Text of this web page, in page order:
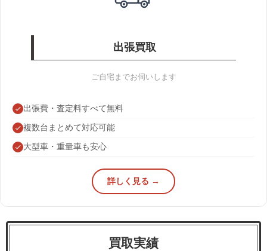
出張買取
ご自宅までお伺いします
出張費・査定料すべて無料
複数台まとめて対応可能
大型車・重量車も安心
詳しく見る →
買取実績